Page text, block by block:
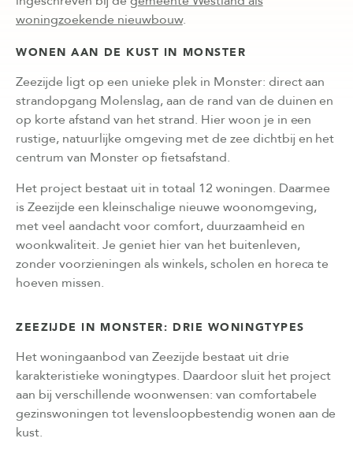
woningzoekende nieuwbouw.
WONEN AAN DE KUST IN MONSTER
Zeezijde ligt op een unieke plek in Monster: direct aan
strandopgang Molenslag, aan de rand van de duinen en
op korte afstand van het strand. Hier woon je in een
rustige, natuurlijke omgeving met de zee dichtbij en het
centrum van Monster op fietsafstand.
Het project bestaat uit in totaal 12 woningen. Daarmee
is Zeezijde een kleinschalige nieuwe woonomgeving,
met veel aandacht voor comfort, duurzaamheid en
woonkwaliteit. Je geniet hier van het buitenleven,
zonder voorzieningen als winkels, scholen en horeca te
hoeven missen.
ZEEZIJDE IN MONSTER: DRIE WONINGTYPES
Het woningaanbod van Zeezijde bestaat uit drie
karakteristieke woningtypes. Daardoor sluit het project
aan bij verschillende woonwensen: van comfortabele
gezinswoningen tot levensloopbestendig wonen aan de
kust.